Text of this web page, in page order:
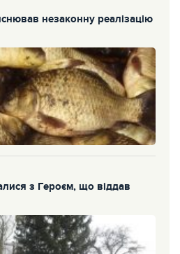
незаконну реалізацію
з Героєм, що віддав